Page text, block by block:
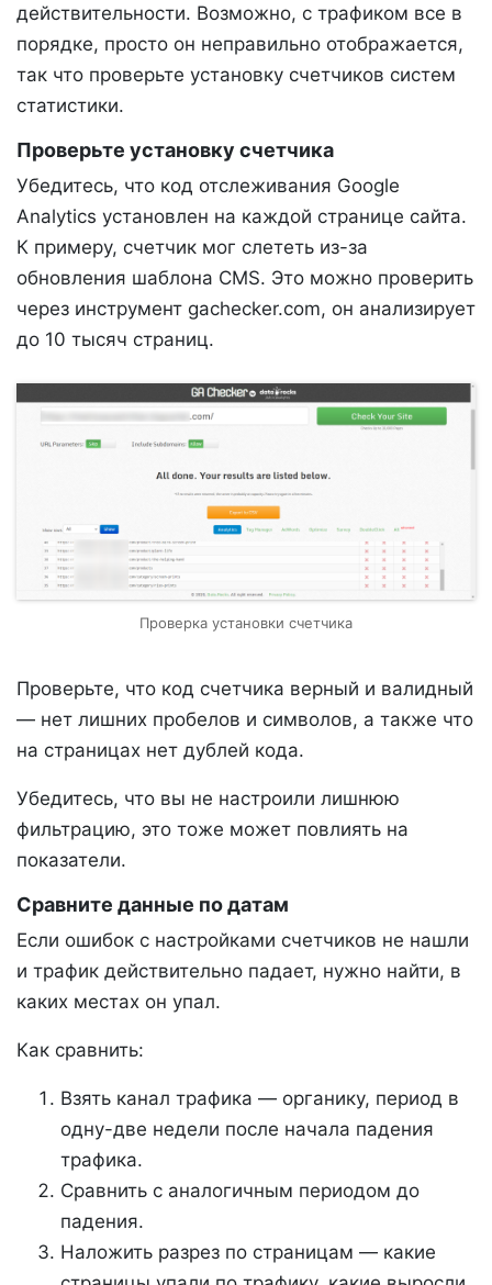
действительности. Возможно, с трафиком все в
порядке, просто он неправильно отображается,
так что проверьте установку счетчиков систем
статистики.
Проверьте установку счетчика
Убедитесь, что код отслеживания Google
Analytics установлен на каждой странице сайта.
К примеру, счетчик мог слететь из-за
обновления шаблона CMS. Это можно проверить
через инструмент gachecker.com, он анализирует
до 10 тысяч страниц.
Проверка установки счетчика
Проверьте, что код счетчика верный и валидный
— нет лишних пробелов и символов, а также что
на страницах нет дублей кода.
Убедитесь, что вы не настроили лишнюю
фильтрацию, это тоже может повлиять на
показатели.
Сравните данные по датам
Если ошибок с настройками счетчиков не нашли
и трафик действительно падает, нужно найти, в
каких местах он упал.
Как сравнить:
Взять канал трафика — органику, период в
одну-две недели после начала падения
трафика.
Сравнить с аналогичным периодом до
падения.
Наложить разрез по страницам — какие